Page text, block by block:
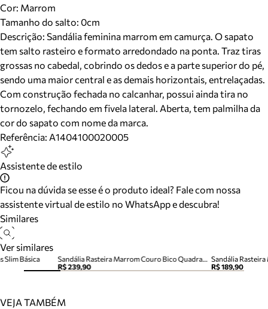
Cor: Marrom
Tamanho do salto: 0cm
Descrição: Sandália feminina marrom em camurça. O sapato
tem salto rasteiro e formato arredondado na ponta. Traz tiras
grossas no cabedal, cobrindo os dedos e a parte superior do pé,
sendo uma maior central e as demais horizontais, entrelaçadas.
Com construção fechada no calcanhar, possui ainda tira no
tornozelo, fechando em fivela lateral. Aberta, tem palmilha da
cor do sapato com nome da marca.
Referência: A1404100020005
Assistente de estilo
Ficou na dúvida se esse é o produto ideal? Fale com nossa
assistente virtual de estilo no WhatsApp e descubra!
Similares
Ver similares
Sandália Rasteira Marrom Couro Bico Quadrado Tiras
R$ 239,90
Sandália
R$ 189,90
Slim Básica
VEJA TAMBÉM